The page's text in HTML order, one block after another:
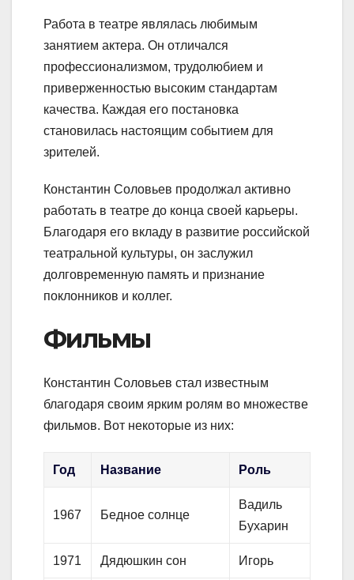
Работа в театре являлась любимым
занятием актера. Он отличался
профессионализмом, трудолюбием и
приверженностью высоким стандартам
качества. Каждая его постановка
становилась настоящим событием для
зрителей.
Константин Соловьев продолжал активно
работать в театре до конца своей карьеры.
Благодаря его вкладу в развитие российской
театральной культуры, он заслужил
долговременную память и признание
поклонников и коллег.
Фильмы
Константин Соловьев стал известным
благодаря своим ярким ролям во множестве
фильмов. Вот некоторые из них:
Год Название Роль
1967 Бедное солнце
Вадиль
Бухарин
1971 Дядюшкин сон Игорь